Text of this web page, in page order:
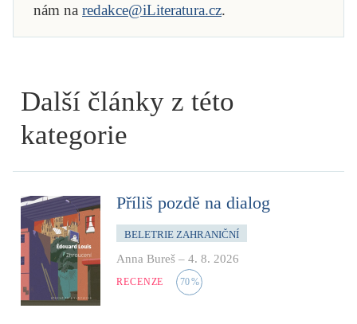
nám na redakce@iLiteratura.cz.
Další články z této
kategorie
Příliš pozdě na dialog
BELETRIE ZAHRANIČNÍ
Anna Bureš – 4. 8. 2026
RECENZE 70%